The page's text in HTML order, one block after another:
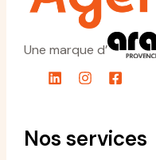
Une marque d’
Nos services